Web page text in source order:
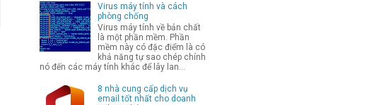
Virus máy tính và cách
phòng chống
Virus máy tính về bản chất
là một phần mềm. Phần
mềm này có đặc điểm là có
khả năng tự sao chép chính
nó đến các máy tính khác để lây lan...
8 nhà cung cấp dịch vụ
email tốt nhất cho doanh